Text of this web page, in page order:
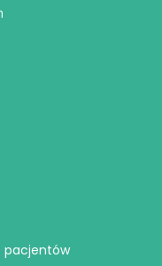
pacjentów